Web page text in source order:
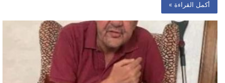
أكمل القراءة »